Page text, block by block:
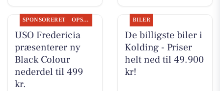
SPONSORERET OPSLAGSTAVLEN
USO Fredericia
præsenterer ny
Black Colour
nederdel til 499
kr.
BILER
De billigste biler i
Kolding - Priser
helt ned til 49.900
kr!